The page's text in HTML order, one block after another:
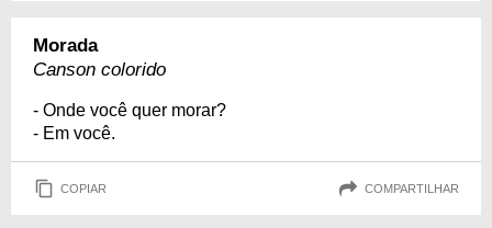
Morada
Canson colorido
- Onde você quer morar?
- Em você.
COPIAR COMPARTILHAR